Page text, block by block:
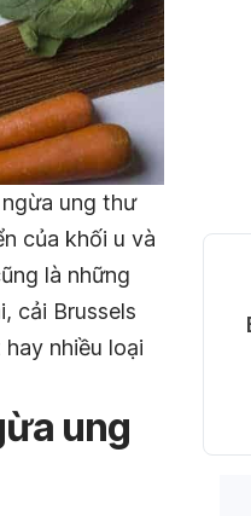
ung thư
của khối u và
là những
cải Brussels
nhiều loại
ung